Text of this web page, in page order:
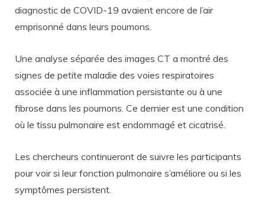
diagnostic de COVID-19 avaient encore de l’air
emprisonné dans leurs poumons.
Une analyse séparée des images CT a montré des
signes de petite maladie des voies respiratoires
associée à une inflammation persistante ou à une
fibrose dans les poumons. Ce dernier est une condition
où le tissu pulmonaire est endommagé et cicatrisé.
Les chercheurs continueront de suivre les participants
pour voir si leur fonction pulmonaire s’améliore ou si les
symptômes persistent.